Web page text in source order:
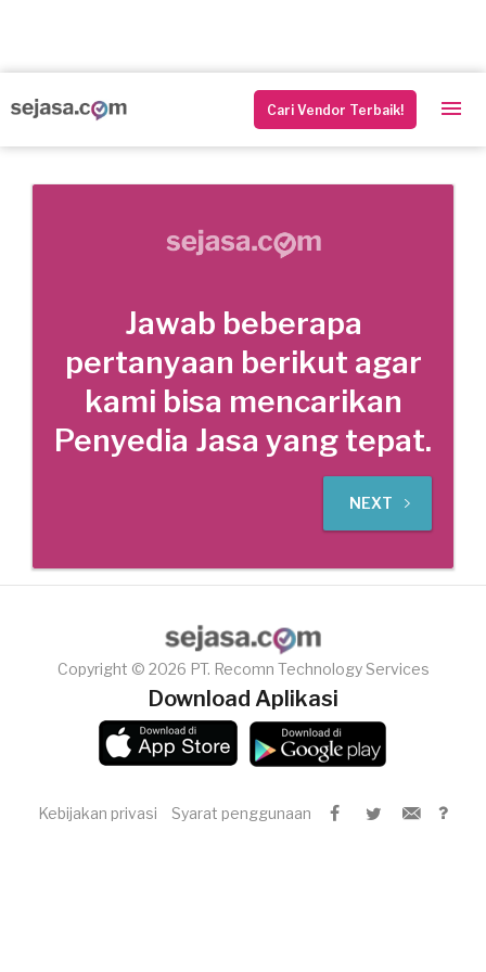
Cari Vendor Terbaik!
Jawab beberapa
pertanyaan berikut agar
kami bisa mencarikan
Penyedia Jasa yang tepat.
NEXT
Copyright © 2026 PT. Recomn Technology Services
Download Aplikasi
Kebijakan privasi Syarat penggunaan